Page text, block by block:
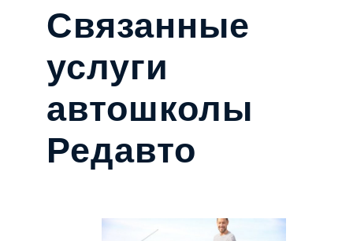
Связанные
услуги
автошколы
Редавто